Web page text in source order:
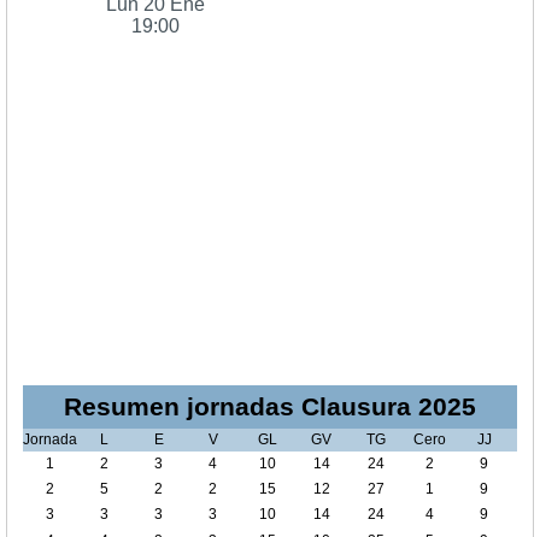
19:00
Resumen jornadas Clausura 2025
Jornada L E V GL GV TG Cero
JJ
1
2 3 4 10 14 24 2
9
2
5 2 2 15 12 27 1
9
3
3 3 3 10 14 24 4
9